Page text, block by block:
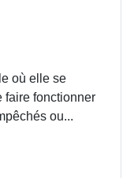
où elle se
faire fonctionner
ou...